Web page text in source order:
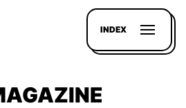
INDEX